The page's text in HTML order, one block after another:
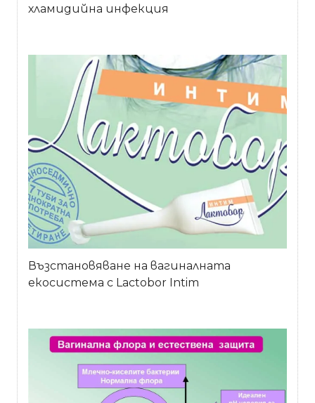
хламидийна инфекция
Възстановяване на вагиналната
екосистема с Lactobor Intim